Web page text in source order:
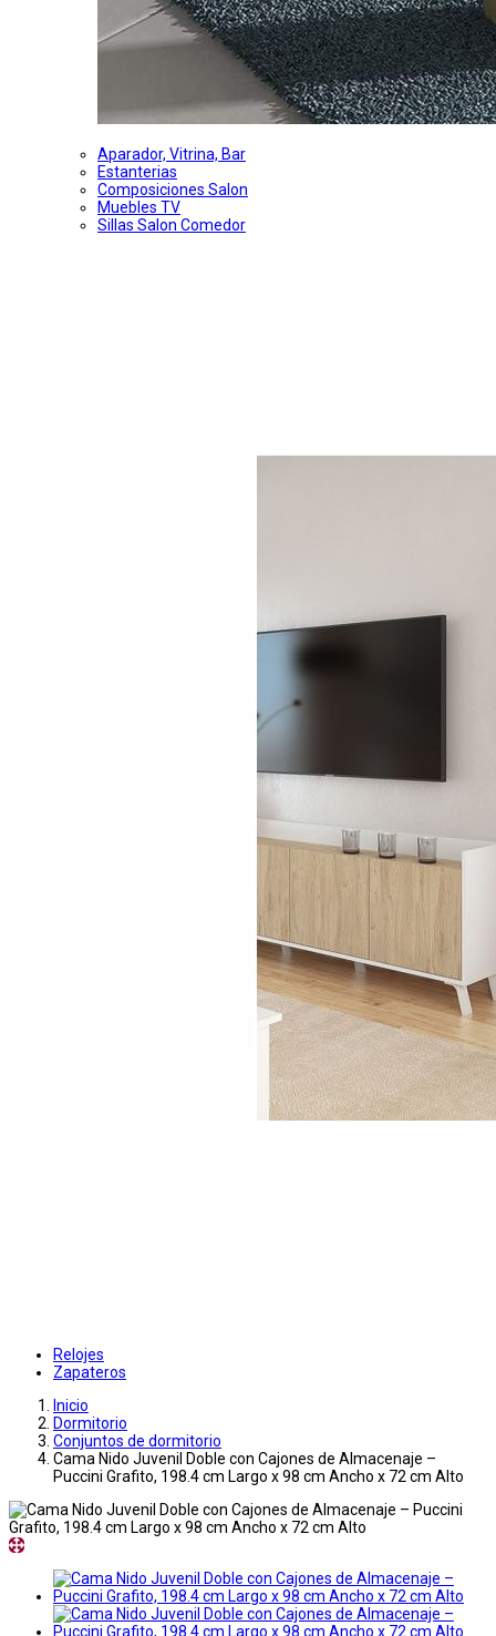
Aparador, Vitrina, Bar
Estanterias
Composiciones Salon
Muebles TV
Sillas Salon Comedor
Relojes
Zapateros
Inicio
Dormitorio
Conjuntos de dormitorio
Cama Nido Juvenil Doble con Cajones de Almacenaje –
Puccini Grafito, 198.4 cm Largo x 98 cm Ancho x 72 cm Alto